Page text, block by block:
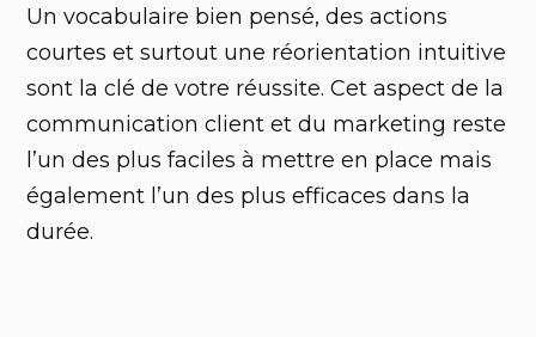
‍Un vocabulaire bien pensé, des actions
courtes et surtout une réorientation intuitive
sont la clé de votre réussite. Cet aspect de la
communication client et du marketing reste
l’un des plus faciles à mettre en place mais
également l’un des plus efficaces dans la
durée.